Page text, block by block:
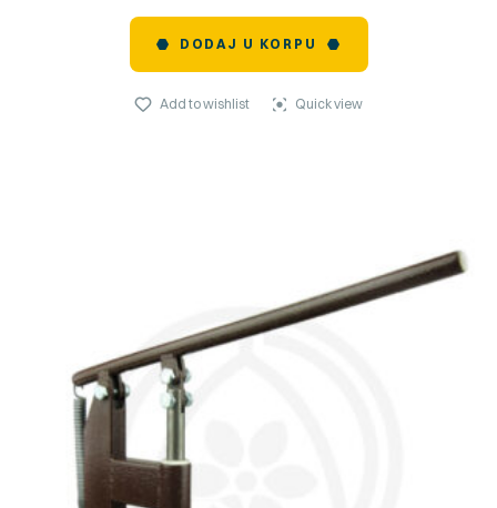
DODAJ U KORPU
Add to wishlist Quick view